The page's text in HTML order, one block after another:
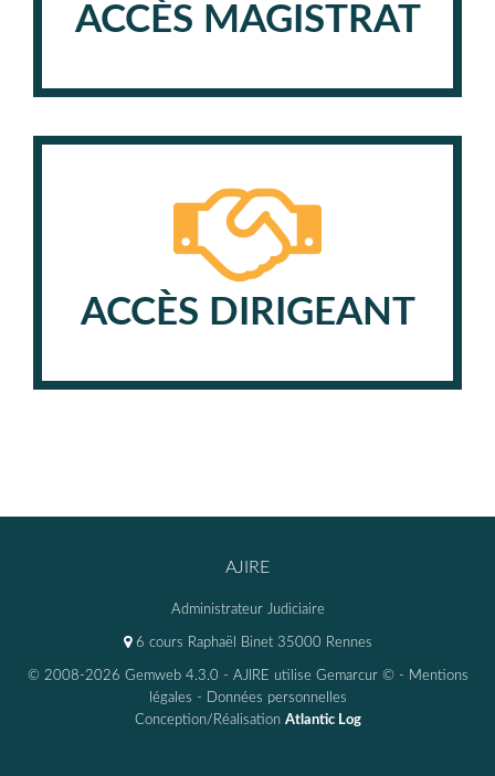
ACCÈS MAGISTRAT
ACCÈS DIRIGEANT
AJIRE
Administrateur Judiciaire
6 cours Raphaël Binet 35000 Rennes
© 2008-2026 Gemweb 4.3.0 - AJIRE utilise Gemarcur © - Mentions
légales - Données personnelles
Conception/Réalisation Atlantic Log